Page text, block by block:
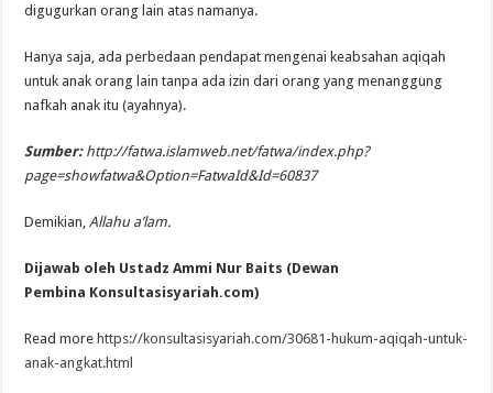
digugurkan orang lain atas namanya.
Hanya saja, ada perbedaan pendapat mengenai keabsahan aqiqah
untuk anak orang lain tanpa ada izin dari orang yang menanggung
nafkah anak itu (ayahnya).
Sumber:http://fatwa.islamweb.net/fatwa/index.php?
page=showfatwa&Option=FatwaId&Id=60837
Demikian,Allahu a’lam.
Dijawab oleh Ustadz Ammi Nur Baits (Dewan
Pembina Konsultasisyariah.com)
Read morehttps://konsultasisyariah.com/30681-hukum-aqiqah-untuk-
anak-angkat.html